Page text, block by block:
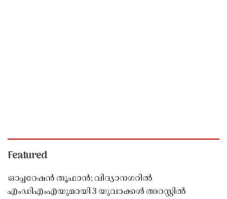
Featured
ഓപ്പറേഷൻ തൂഫാൻ; വിദ്യാനഗറിൽ
എംഡിഎംഎയുമായി 3 യുവാക്കൾ അറസ്റ്റിൽ